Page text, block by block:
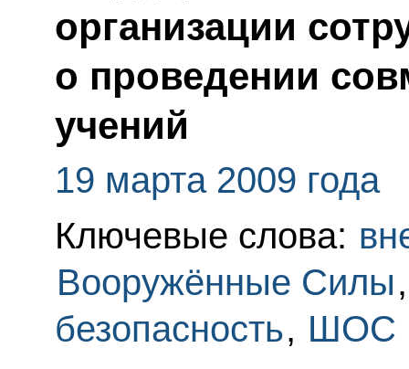
организации
о проведении
учений
19 марта 2009 года
Ключевые слова:
Вооружённые Силы
безопасность, ШОС